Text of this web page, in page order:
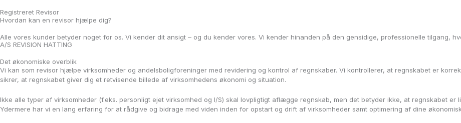
Registreret Revisor
Hvordan kan en revisor hjælpe dig?
Alle vores kunder betyder noget for os. Vi kender dit ansigt – og du kender vores. Vi kender hinanden på den gensidige, professionelle tilgang,
A/S REVISION HATTING
Det økonomiske overblik
Vi kan som revisor hjælpe virksomheder og andelsboligforeninger med revidering og kontrol af regnskaber. Vi kontrollerer, at regnskabet er
sikrer, at regnskabet giver dig et retvisende billede af virksomhedens økonomi og situation.
Ikke alle typer af virksomheder (f.eks. personligt ejet virksomhed og I/S) skal lovpligtigt aflægge regnskab, men det betyder ikke, at regnskabet er
Ydermere har vi en lang erfaring for at rådgive og bidrage med viden inden for opstart og drift af virksomheder samt optimering af dine